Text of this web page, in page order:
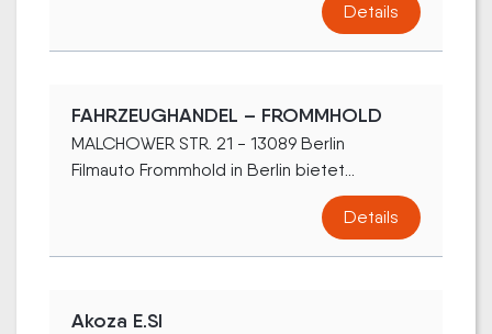
Details
FAHRZEUGHANDEL – FROMMHOLD
MALCHOWER STR. 21 - 13089 Berlin
Filmauto Frommhold in Berlin bietet...
Details
Akoza E.SI